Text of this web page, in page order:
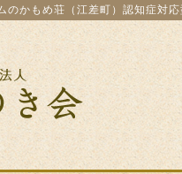
のかもめ荘（江差町）認知症対